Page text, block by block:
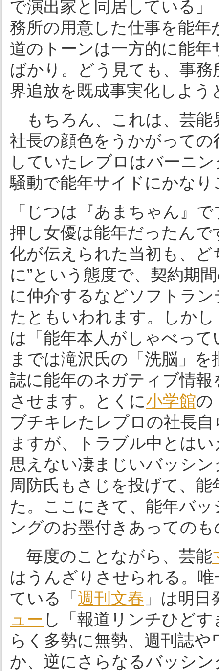
で演出家と同居している
務所の用意した仕事を能
道のトーンは一方的に能
ばかり。どう見ても、事
界追放を既成事実化しよ
もちろん、これは、芸能
社長の顔色をうかがって
していたレブロはバーニ
騒動で能年サイドにかな
「じつは『あまちゃん』
押し女優は能年だったん
化が伝えられた当初も、
に”という態度で、契約期
に仲介するなどソフトラ
たともいわれます。しか
は「能年本人がしゃべっ
までは滝沢氏の「洗脳」
誌に能年のネガティブ情
させます。とくに小学館の
ブチキレたレプロの社長
ますが、トラブル中とは
思えない凄まじいバッシ
周防氏もさじを投げて、
た。ここにきて、能年バ
ングのお墨付きあっての
毎度のことながら、芸能
はうんざりさせられる。
ている「 週刊文春 」は明
ュー し「報道リンチひど
らく多勢に無勢、週刊誌
か、逆にさらなるバッシ